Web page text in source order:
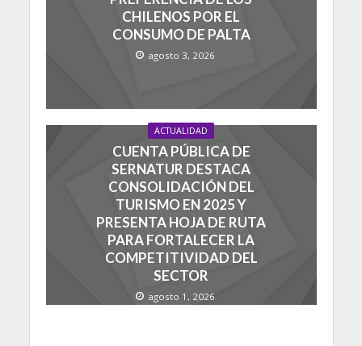
CHILENOS POR EL
CONSUMO DE PALTA
agosto 3, 2026
ACTUALIDAD
CUENTA PÚBLICA DE
SERNATUR DESTACA
CONSOLIDACIÓN DEL
TURISMO EN 2025 Y
PRESENTA HOJA DE RUTA
PARA FORTALECER LA
COMPETITIVIDAD DEL
SECTOR
agosto 1, 2026